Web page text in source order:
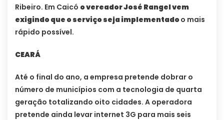
Ribeiro. Em Caicó o vereador José Rangel vem
exigindo que o serviço seja implementado o mais
rápido possível.
CEARÁ
Até o final do ano, a empresa pretende dobrar o
número de municípios com a tecnologia de quarta
geração totalizando oito cidades. A operadora
pretende ainda levar internet 3G para mais seis